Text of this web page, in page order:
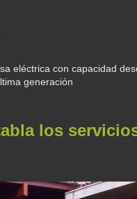
eléctrica con capacidad
generación
los